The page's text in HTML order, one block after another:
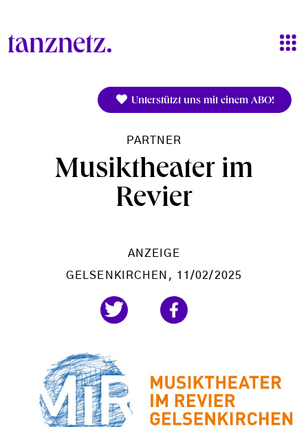
Unterstützt uns mit einem ABO!
PARTNER
Musiktheater im
Revier
ANZEIGE
GELSENKIRCHEN , 11/02/2025